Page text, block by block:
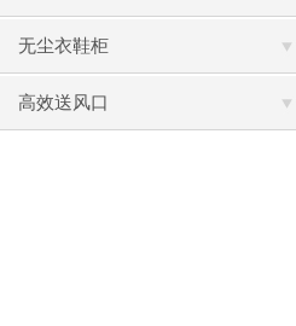
无尘衣鞋柜
高效送风口